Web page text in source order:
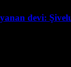
devi: